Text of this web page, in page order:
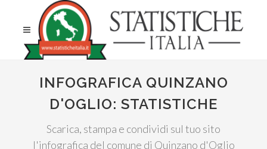
INFOGRAFICA QUINZANO
D'OGLIO: STATISTICHE
Scarica, stampa e condividi sul tuo sito
l'infografica del comune di Quinzano d'Oglio